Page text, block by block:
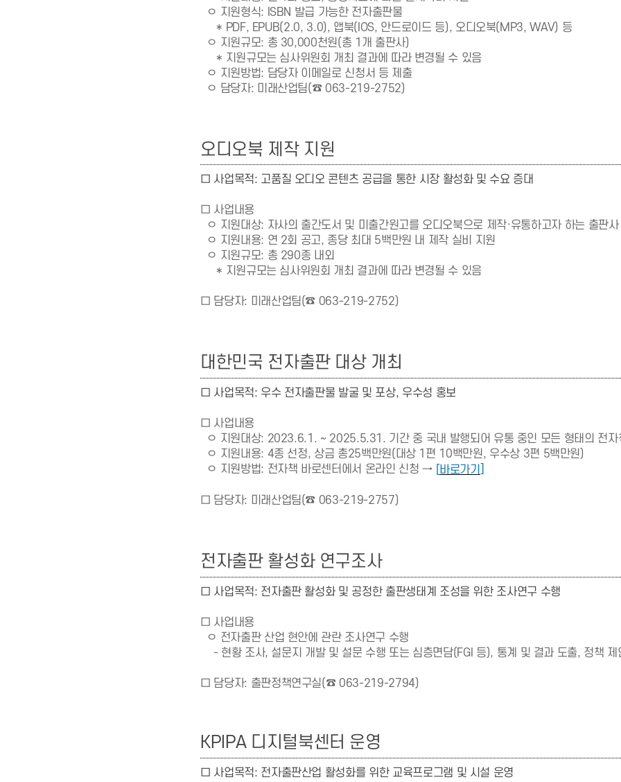
ㅇ 지원형식: ISBN 발급 가능한 전자출판물
* PDF, EPUB(2.0, 3.0), 앱북(IOS, 안드로이드 등), 오디오북(MP3, WAV) 등
ㅇ 지원규모: 총 30,000천원(총 1개 출판사)
* 지원규모는 심사위원회 개최 결과에 따라 변경될 수 있음
ㅇ 지원방법: 담당자 이메일로 신청서 등 제출
ㅇ 담당자: 미래산업팀(☎ 063-219-2752)
오디오북 제작 지원
□ 사업목적: 고품질 오디오 콘텐츠 공급을 통한 시장 활성화 및 수요 증대
□ 사업내용
ㅇ 지원대상: 자사의 출간도서 및 미출간원고를 오디오북으로 제작·유통하고자 하는 출판사
ㅇ 지원내용: 연 2회 공고, 종당 최대 5백만원 내 제작 실비 지원
ㅇ 지원규모: 총 290종 내외
* 지원규모는 심사위원회 개최 결과에 따라 변경될 수 있음
□ 담당자: 미래산업팀(☎ 063-219-2752)
대한민국 전자출판 대상 개최
□ 사업목적: 우수 전자출판물 발굴 및 포상, 우수성 홍보
□ 사업내용
ㅇ 지원대상: 2023.6.1. ~ 2025.5.31. 기간 중 국내 발행되어 유통 중인 모든 형태의 전자
ㅇ 지원내용: 4종 선정, 상금 총25백만원(대상 1편 10백만원, 우수상 3편 5백만원)
ㅇ 지원방법: 전자책 바로센터에서 온라인 신청 → 바로가기 ]
□ 담당자: 미래산업팀(☎ 063-219-2757)
전자출판 활성화 연구조사
□ 사업목적: 전자출판 활성화 및 공정한 출판생태계 조성을 위한 조사연구 수행
□ 사업내용
ㅇ 전자출판 산업 현안에 관란 조사연구 수행
- 현황 조사, 설문지 개발 및 설문 수행 또는 심층면담(FGI 등), 통계 및 결과 도출, 정책 제
□ 담당자: 출판정책연구실(☎ 063-219-2794)
KPIPA 디지털북센터 운영
□ 사업목적: 전자출판산업 활성화를 위한 교육프로그램 및 시설 운영